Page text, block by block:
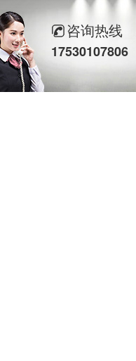
咨询热线
17530107806